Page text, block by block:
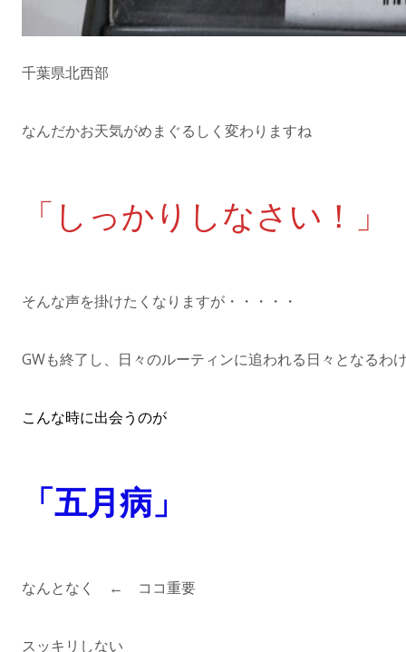
千葉県北西部
なんだかお天気がめまぐるしく変わりますね
「しっかりしなさい！」
そんな声を掛けたくなりますが・・・・・
GWも終了し、日々のルーティンに追われる日々となるわ
こんな時に出会うのが
「五月病」
なんとなく ← ココ重要
スッキリしない